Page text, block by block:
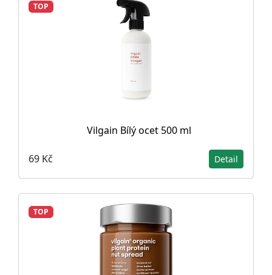
TOP
Vilgain Bílý ocet 500 ml
69 Kč Detail
TOP